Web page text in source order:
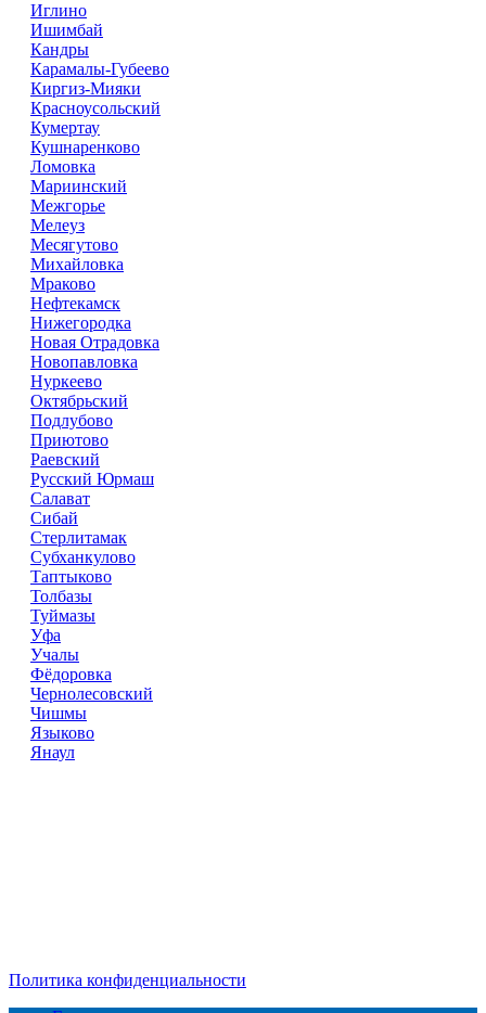
Иглино
Ишимбай
Кандры
Карамалы-Губеево
Киргиз-Мияки
Красноусольский
Кумертау
Кушнаренково
Ломовка
Мариинский
Межгорье
Мелеуз
Месягутово
Михайловка
Мраково
Нефтекамск
Нижегородка
Новая Отрадовка
Новопавловка
Нуркеево
Октябрьский
Подлубово
Приютово
Раевский
Русский Юрмаш
Салават
Сибай
Стерлитамак
Субханкулово
Таптыково
Толбазы
Туймазы
Уфа
Учалы
Фёдоровка
Чернолесовский
Чишмы
Языково
Янаул
Политика конфиденциальности